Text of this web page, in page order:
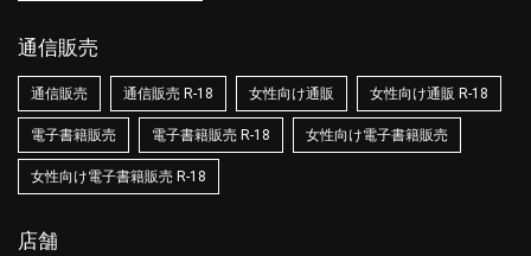
通信販売
通信販売 通信販売 R-18 女性向け通販 女性向け通販 R-18
電子書籍販売 電子書籍販売 R-18 女性向け電子書籍販売
女性向け電子書籍販売 R-18
店舗